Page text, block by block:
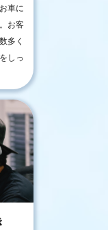
車に
お客
多く
しっ